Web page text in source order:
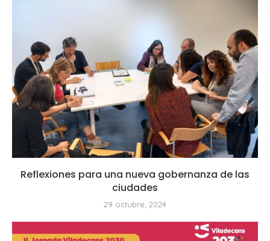
Reflexiones para una nueva gobernanza de las
ciudades
29 octubre, 2024